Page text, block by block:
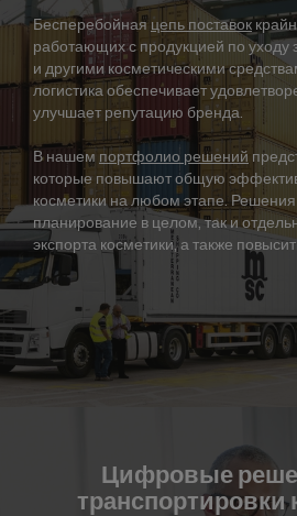
Бесперебойная цепь поставок
работающих с продукцией по уходу
и другими косметическими
логистика обеспечивает
улучшает репутацию бренда.
В нашем портфолио решений
которые повышают общую
косметики на любом этапе. Решения
планирование в целом, так и
экспорта косметики, а также
взаимодействия и увеличить
Цифровые
транспортировки